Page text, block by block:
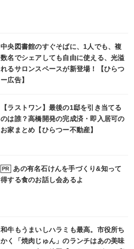
中央図書館のすぐそばに、1人でも、複
数名でシェアしても自由に使える、光溢
れるサロンスペースが新登場！【ひらつ
ー広告】
【ラストワン】最後の1邸を引き当てる
のは誰？高橋開発の完成済・即入居可の
お家まとめ【ひらつー不動産】
PR
あの有名石けんを手づくり&知って
得する食のお話し会あるよ
和牛もうまいしハラミも最高。市役所ち
かく「焼肉じゅん」のランチはあの美味